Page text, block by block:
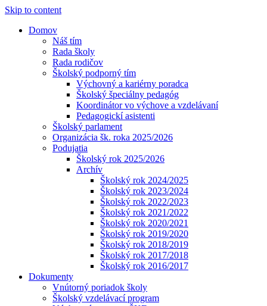
Skip to content
Domov
Náš tím
Rada školy
Rada rodičov
Školský podporný tím
Výchovný a kariérny poradca
Školský špeciálny pedagóg
Koordinátor vo výchove a vzdelávaní
Pedagogickí asistenti
Školský parlament
Organizácia šk. roka 2025/2026
Podujatia
Školský rok 2025/2026
Archív
Školský rok 2024/2025
Školský rok 2023/2024
Školský rok 2022/2023
Školský rok 2021/2022
Školský rok 2020/2021
Školský rok 2019/2020
Školský rok 2018/2019
Školský rok 2017/2018
Školský rok 2016/2017
Dokumenty
Vnútorný poriadok školy
Školský vzdelávací program